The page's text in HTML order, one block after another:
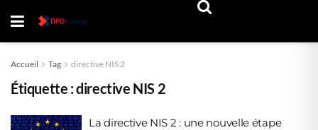
Accueil Tag directive NIS 2
Étiquette :directive NIS 2
La directive NIS 2 : une nouvelle étape